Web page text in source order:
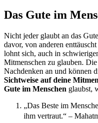
Das Gute im
Nicht jeder glaubt an das
davor, von anderen
lohnt sich, auch in
Mitmenschen zu glauben.
Nachdenken an und können
Sichtweise auf deine
Gute im Menschen glaubst,
„Das Beste im
ihm vertraut.“ –